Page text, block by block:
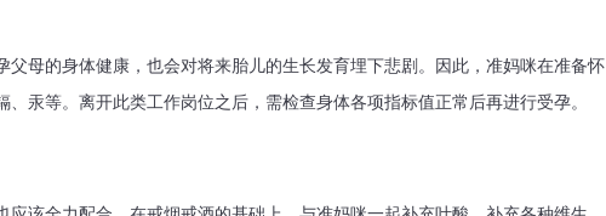
母的身体健康，也会对将来胎儿的生长发育埋下悲剧。因此，准妈咪在准备怀
汞等。离开此类工作岗位之后，需检查身体各项指标值正常后再进行受孕。